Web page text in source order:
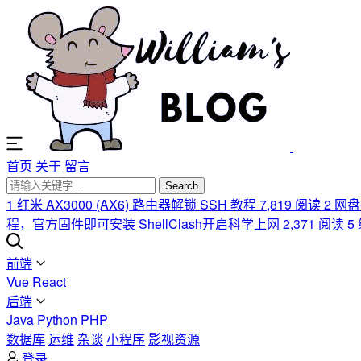
首页 关于 留言
Search
1 红米 AX3000 (AX6) 路由器解锁 SSH 教程 7,819 阅读2 网
程，官方固件即可安装 ShellClash开启科学上网 2,371 阅读5
前端
Vue React
后端
Java Python PHP
数据库运维 杂谈 小程序 影视资源